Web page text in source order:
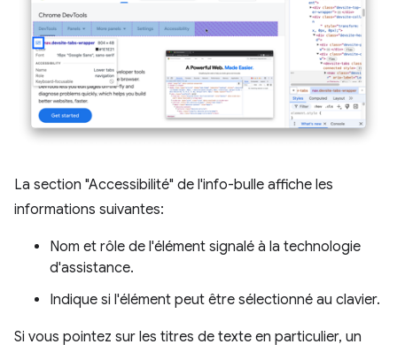
La section "Accessibilité" de l'info-bulle affiche les
informations suivantes:
Nom et rôle de l'élément signalé à la technologie
d'assistance.
Indique si l'élément peut être sélectionné au clavier.
Si vous pointez sur les titres de texte en particulier, un